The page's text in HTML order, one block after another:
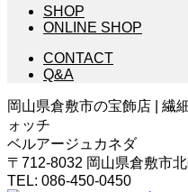
SHOP
ONLINE SHOP
CONTACT
Q&A
岡山県倉敷市の宝飾店 | 繊
ォッチ
ベルアージュカネダ
〒712-8032 岡山県倉敷市
TEL: 086-450-0450